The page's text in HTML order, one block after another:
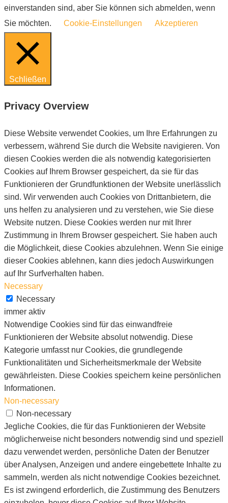
einverstanden sind, aber Sie können sich abmelden, wenn
Sie möchten.
Cookie-Einstellungen Akzeptieren
Schließen
Privacy Overview
Diese Website verwendet Cookies, um Ihre Erfahrungen zu
verbessern, während Sie durch die Website navigieren. Von
diesen Cookies werden die als notwendig kategorisierten
Cookies auf Ihrem Browser gespeichert, da sie für das
Funktionieren der Grundfunktionen der Website unerlässlich
sind. Wir verwenden auch Cookies von Drittanbietern, die
uns helfen zu analysieren und zu verstehen, wie Sie diese
Website nutzen. Diese Cookies werden nur mit Ihrer
Zustimmung in Ihrem Browser gespeichert. Sie haben auch
die Möglichkeit, diese Cookies abzulehnen. Wenn Sie einige
dieser Cookies ablehnen, kann dies jedoch Auswirkungen
auf Ihr Surfverhalten haben.
Necessary
Necessary
immer aktiv
Notwendige Cookies sind für das einwandfreie
Funktionieren der Website absolut notwendig. Diese
Kategorie umfasst nur Cookies, die grundlegende
Funktionalitäten und Sicherheitsmerkmale der Website
gewährleisten. Diese Cookies speichern keine persönlichen
Informationen.
Non-necessary
Non-necessary
Jegliche Cookies, die für das Funktionieren der Website
möglicherweise nicht besonders notwendig sind und speziell
dazu verwendet werden, persönliche Daten der Benutzer
über Analysen, Anzeigen und andere eingebettete Inhalte zu
sammeln, werden als nicht notwendige Cookies bezeichnet.
Es ist zwingend erforderlich, die Zustimmung des Benutzers